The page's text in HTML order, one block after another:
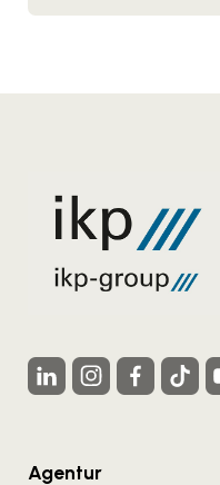
Agentur